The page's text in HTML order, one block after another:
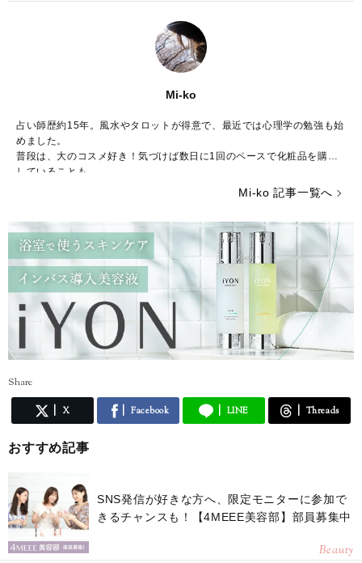
Mi-ko
占い師歴約15年。風水やタロットが得意で、最近では心理学の勉強も始
めました。
普段は、大のコスメ好き！気づけば数日に1回のペースで化粧品を購入
していることも……。
ストレスが多い今の時代……癒やしが欲しいという方のために、のんび
りした海辺の街からみなさんの心を少しだけ暖かくする言葉をお届けで
Mi-ko 記事一覧へ
Share
X Facebook LINE Threads
おすすめ記事
SNS発信が好きな方へ、限定モニターに参加で
きるチャンスも！【4MEEE美容部】部員募集中
Beauty